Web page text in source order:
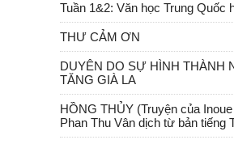
Tuần 1&2: Văn học Trung Quốc
THƯ CẢM ƠN
DUYÊN DO SỰ HÌNH THÀNH
TĂNG GIÀ LA
HỒNG THỦY (Truyện của
Phan Thu Vân dịch từ bản tiếng